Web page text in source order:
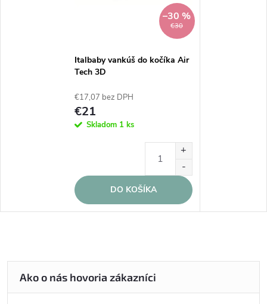
€30
–30 %
Italbaby vankúš do kočíka Air
Tech 3D
€17,07 bez DPH
€21
Skladom 1 ks
DO KOŠÍKA